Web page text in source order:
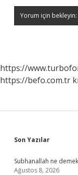
https://
https://befo.com.tr
Sidebar
Son Yazılar
Subhanallah ne
Ağustos 8, 2026